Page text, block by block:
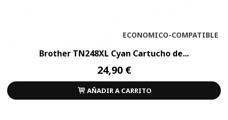
ECONOMICO-COMPATIBLE
Brother TN248XL Cyan Cartucho de...
24,90 €
AÑADIR A CARRITO